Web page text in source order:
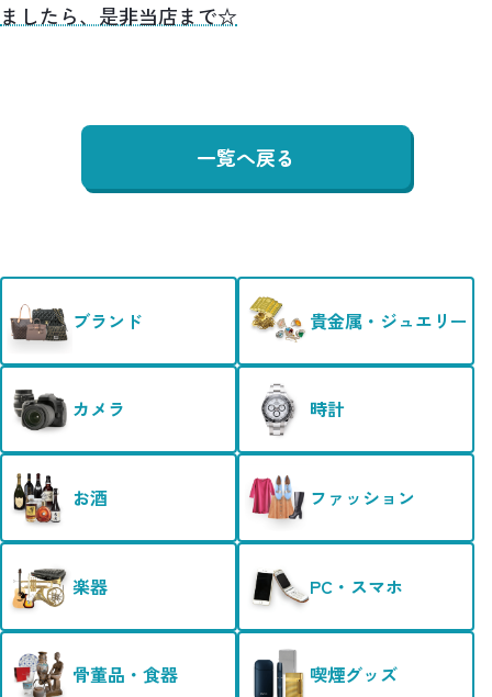
ましたら、是非当店まで☆
一覧へ戻る
ブランド 貴金属・ジュエリー
カメラ 時計
お酒 ファッション
楽器 PC・スマホ
骨董品・食器 喫煙グッズ